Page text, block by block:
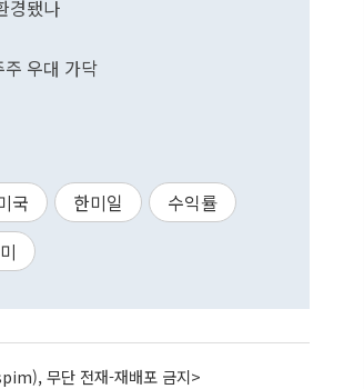
경됐나
우대 가닥
국 한미일
수익률
무단 전재-재배포 금지>